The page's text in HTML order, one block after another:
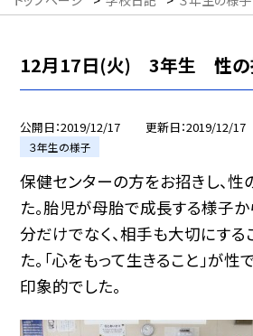
12月17日(火) 3年生 性の
公開日 2019/12/17 更新日 2019/12/17
３年生の様子
保健センターの方をお招きし、
た。胎児が母胎で成長する様子か
分だけでなく、相手も大切にする
た。「心をもって生きること」が
印象的でした。